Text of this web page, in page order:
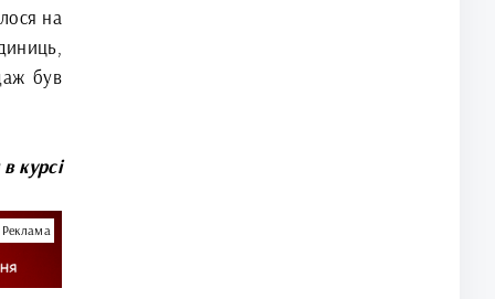
на
був
курсі
Реклама